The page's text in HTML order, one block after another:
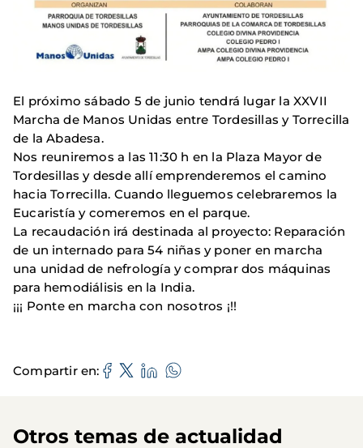
El próximo sábado 5 de junio tendrá lugar la XXVII
Marcha de Manos Unidas entre Tordesillas y Torrecilla
de la Abadesa.
Nos reuniremos a las 11:30 h en la Plaza Mayor de
Tordesillas y desde allí emprenderemos el camino
hacia Torrecilla. Cuando lleguemos celebraremos la
Eucaristía y comeremos en el parque.
La recaudación irá destinada al proyecto: Reparación
de un internado para 54 niñas y poner en marcha
una unidad de nefrología y comprar dos máquinas
para hemodiálisis en la India.
¡¡¡ Ponte en marcha con nosotros ¡!!
Compartir en
Otros temas de actualidad